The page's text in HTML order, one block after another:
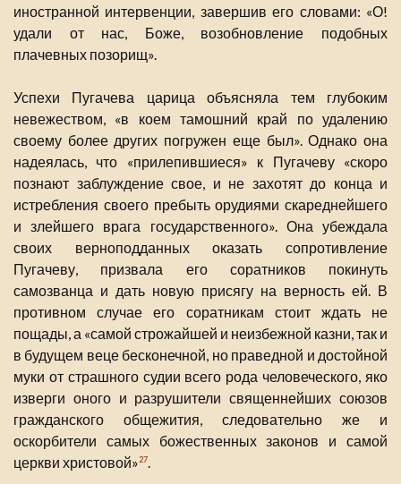
иностранной интервенции, завершив его словами: «О!
удали от нас, Боже, возобновление подобных
плачевных позорищ».
Успехи Пугачева царица объясняла тем глубоким
невежеством, «в коем тамошний край по удалению
своему более других погружен еще был». Однако она
надеялась, что «прилепившиеся» к Пугачеву «скоро
познают заблуждение свое, и не захотят до конца и
истребления своего пребыть орудиями скареднейшего
и злейшего врага государственного». Она убеждала
своих верноподданных оказать сопротивление
Пугачеву, призвала его соратников покинуть
самозванца и дать новую присягу на верность ей. В
противном случае его соратникам стоит ждать не
пощады, а «самой строжайшей и неизбежной казни, так и
в будущем веце бесконечной, но праведной и достойной
муки от страшного судии всего рода человеческого, яко
изверги оного и разрушители священнейших союзов
гражданского общежития, следовательно же и
оскорбители самых божественных законов и самой
церкви христовой»27.